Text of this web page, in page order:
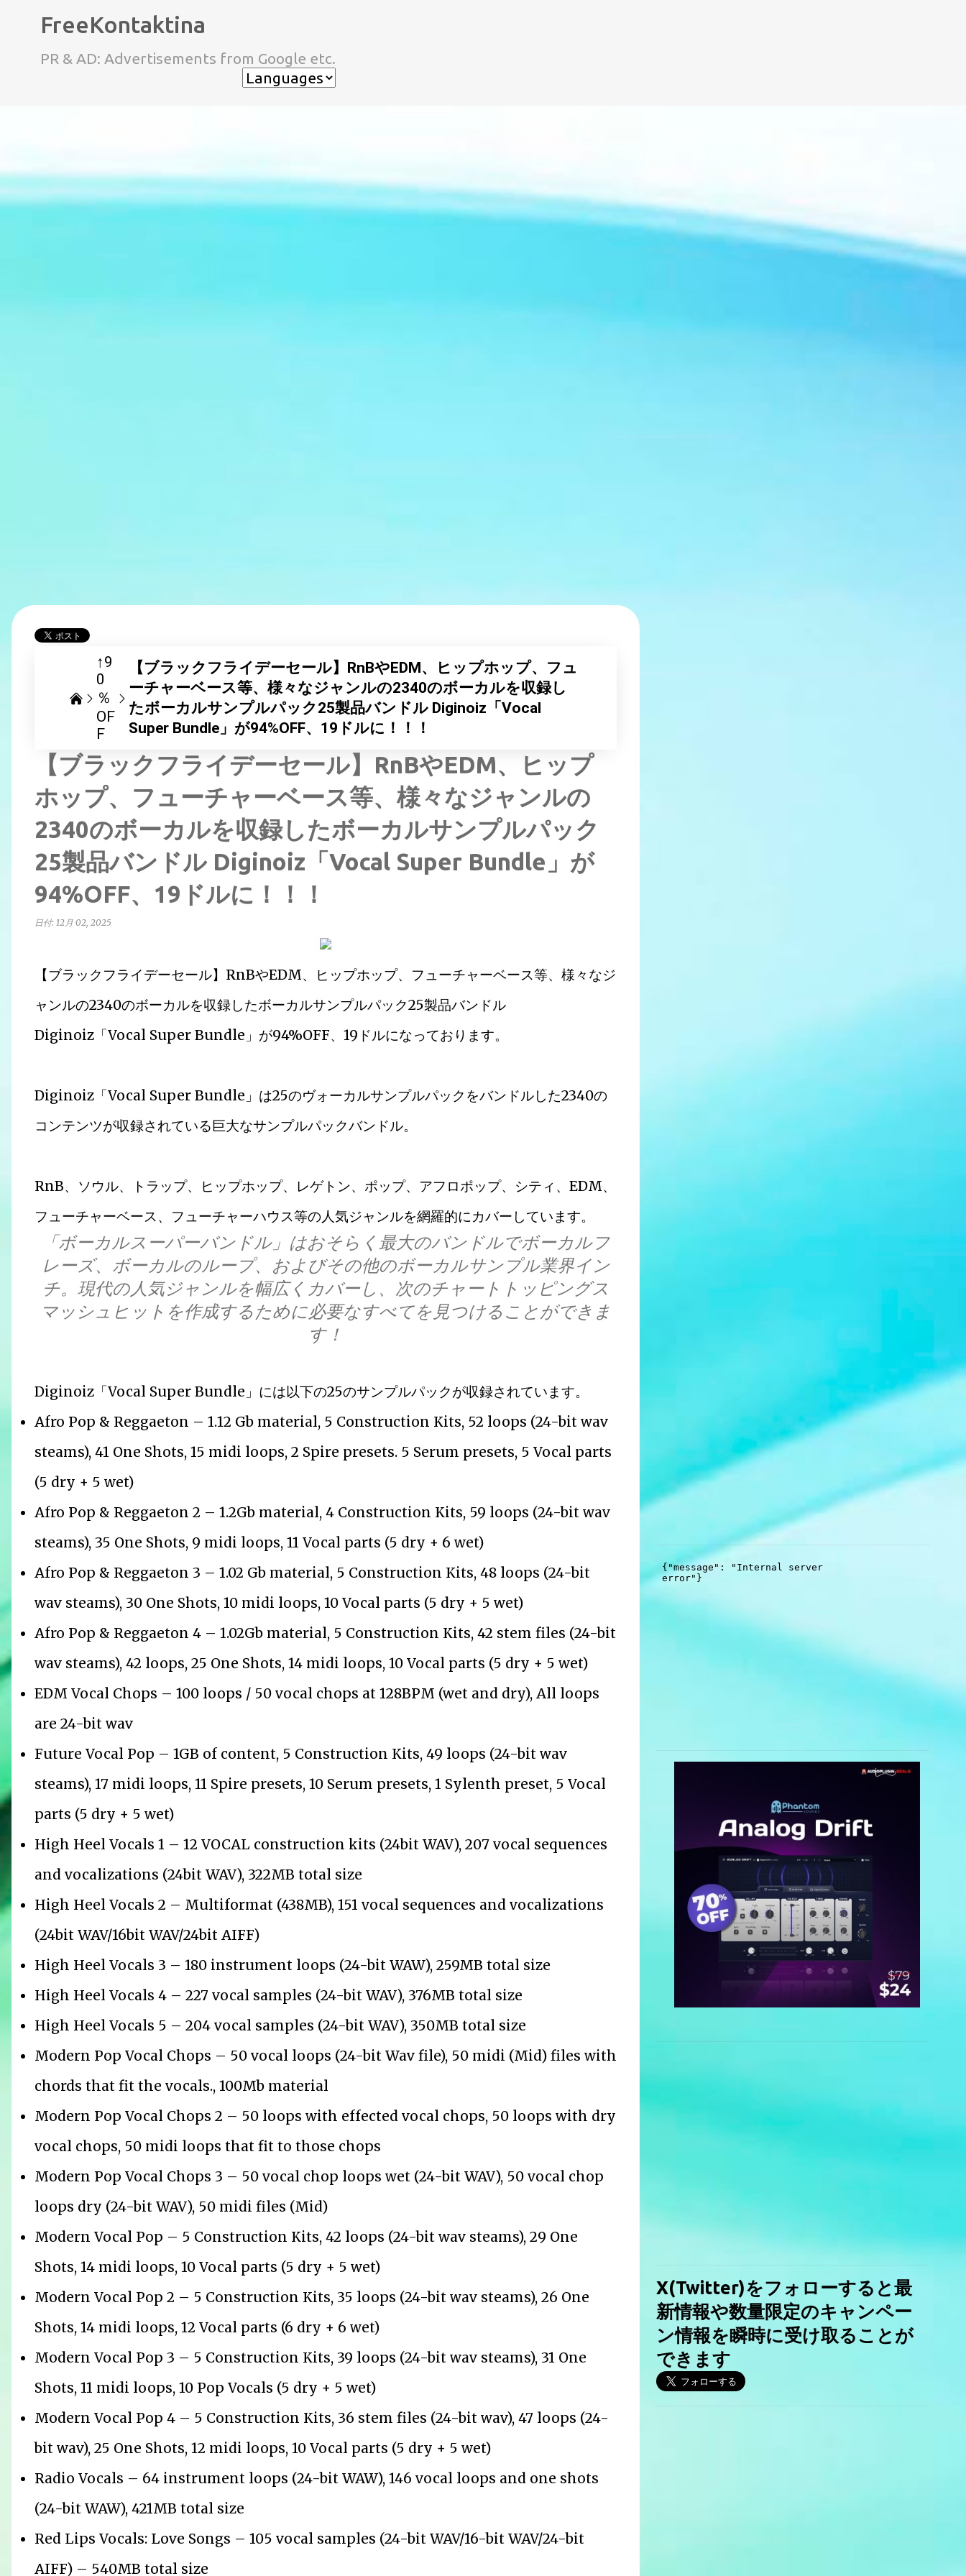
FreeKontaktina
PR & AD: Advertisements from Google etc.
↑9
0
％
OF
F
【ブラックフライデーセール】RnBやEDM、ヒップホップ、フュ
ーチャーベース等、様々なジャンルの2340のボーカルを収録し
たボーカルサンプルパック25製品バンドル Diginoiz「Vocal
Super Bundle」が94%OFF、19ドルに！！！
【ブラックフライデーセール】RnBやEDM、ヒップ
ホップ、フューチャーベース等、様々なジャンルの
2340のボーカルを収録したボーカルサンプルパック
25製品バンドル Diginoiz「Vocal Super Bundle」が
94%OFF、19ドルに！！！
日付: 12月 02, 2025
【ブラックフライデーセール】RnBやEDM、ヒップホップ、フューチャーベース等、様々なジ
ャンルの2340のボーカルを収録したボーカルサンプルパック25製品バンドル
Diginoiz「Vocal Super Bundle」が94%OFF、19ドルになっております。
Diginoiz「Vocal Super Bundle」は25のヴォーカルサンプルパックをバンドルした2340の
コンテンツが収録されている巨大なサンプルパックバンドル。
RnB、ソウル、トラップ、ヒップホップ、レゲトン、ポップ、アフロポップ、シティ、EDM、
フューチャーベース、フューチャーハウス等の人気ジャンルを網羅的にカバーしています。
「ボーカルスーパーバンドル」はおそらく最大のバンドルでボーカルフ
レーズ、ボーカルのループ、およびその他のボーカルサンプル業界イン
チ。現代の人気ジャンルを幅広くカバーし、次のチャートトッピングス
マッシュヒットを作成するために必要なすべてを見つけることができま
す！
Diginoiz「Vocal Super Bundle」には以下の25のサンプルパックが収録されています。
Afro Pop & Reggaeton – 1.12 Gb material, 5 Construction Kits, 52 loops (24-bit wav
steams), 41 One Shots, 15 midi loops, 2 Spire presets. 5 Serum presets, 5 Vocal parts
(5 dry + 5 wet)
Afro Pop & Reggaeton 2 – 1.2Gb material, 4 Construction Kits, 59 loops (24-bit wav
steams), 35 One Shots, 9 midi loops, 11 Vocal parts (5 dry + 6 wet)
Afro Pop & Reggaeton 3 – 1.02 Gb material, 5 Construction Kits, 48 loops (24-bit
wav steams), 30 One Shots, 10 midi loops, 10 Vocal parts (5 dry + 5 wet)
Afro Pop & Reggaeton 4 – 1.02Gb material, 5 Construction Kits, 42 stem files (24-bit
wav steams), 42 loops, 25 One Shots, 14 midi loops, 10 Vocal parts (5 dry + 5 wet)
EDM Vocal Chops – 100 loops / 50 vocal chops at 128BPM (wet and dry), All loops
are 24-bit wav
Future Vocal Pop – 1GB of content, 5 Construction Kits, 49 loops (24-bit wav
steams), 17 midi loops, 11 Spire presets, 10 Serum presets, 1 Sylenth preset, 5 Vocal
parts (5 dry + 5 wet)
High Heel Vocals 1 – 12 VOCAL construction kits (24bit WAV), 207 vocal sequences
and vocalizations (24bit WAV), 322MB total size
High Heel Vocals 2 – Multiformat (438MB), 151 vocal sequences and vocalizations
(24bit WAV/16bit WAV/24bit AIFF)
High Heel Vocals 3 – 180 instrument loops (24-bit WAW), 259MB total size
High Heel Vocals 4 – 227 vocal samples (24-bit WAV), 376MB total size
High Heel Vocals 5 – 204 vocal samples (24-bit WAV), 350MB total size
Modern Pop Vocal Chops – 50 vocal loops (24-bit Wav file), 50 midi (Mid) files with
chords that fit the vocals., 100Mb material
Modern Pop Vocal Chops 2 – 50 loops with effected vocal chops, 50 loops with dry
vocal chops, 50 midi loops that fit to those chops
Modern Pop Vocal Chops 3 – 50 vocal chop loops wet (24-bit WAV), 50 vocal chop
loops dry (24-bit WAV), 50 midi files (Mid)
Modern Vocal Pop – 5 Construction Kits, 42 loops (24-bit wav steams), 29 One
Shots, 14 midi loops, 10 Vocal parts (5 dry + 5 wet)
Modern Vocal Pop 2 – 5 Construction Kits, 35 loops (24-bit wav steams), 26 One
Shots, 14 midi loops, 12 Vocal parts (6 dry + 6 wet)
Modern Vocal Pop 3 – 5 Construction Kits, 39 loops (24-bit wav steams), 31 One
Shots, 11 midi loops, 10 Pop Vocals (5 dry + 5 wet)
Modern Vocal Pop 4 – 5 Construction Kits, 36 stem files (24-bit wav), 47 loops (24-
bit wav), 25 One Shots, 12 midi loops, 10 Vocal parts (5 dry + 5 wet)
Radio Vocals – 64 instrument loops (24-bit WAW), 146 vocal loops and one shots
(24-bit WAW), 421MB total size
Red Lips Vocals: Love Songs – 105 vocal samples (24-bit WAV/16-bit WAV/24-bit
AIFF) – 540MB total size
X(Twitter)をフォローすると最
新情報や数量限定のキャンペー
ン情報を瞬時に受け取ることが
できます